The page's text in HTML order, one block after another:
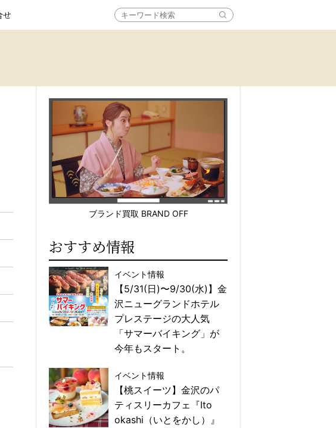
せ
ブランド買取 BRAND OFF
おすすめ情報
イベント情報
【5/31(日)〜9/30(水)】金
沢ニューグランドホテル
プレステージの大人気
「サマーバイキング」が
今年もスタート。
イベント情報
【桃スイーツ】金沢のパ
ティスリーカフェ『Ito
okashi（いとをかし）』